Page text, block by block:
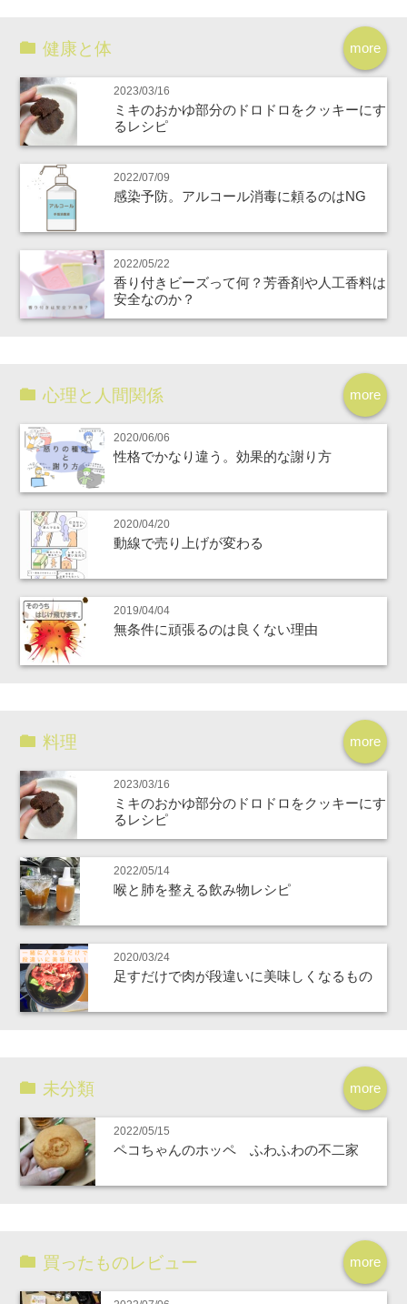
more
健康と体
2023/03/16
ミキのおかゆ部分のドロドロをクッキーにす
るレシピ
2022/07/09
感染予防。アルコール消毒に頼るのはNG
2022/05/22
香り付きビーズって何？芳香剤や人工香料は
安全なのか？
more
心理と人間関係
2020/06/06
性格でかなり違う。効果的な謝り方
2020/04/20
動線で売り上げが変わる
2019/04/04
無条件に頑張るのは良くない理由
more
料理
2023/03/16
ミキのおかゆ部分のドロドロをクッキーにす
るレシピ
2022/05/14
喉と肺を整える飲み物レシピ
2020/03/24
足すだけで肉が段違いに美味しくなるもの
more
未分類
2022/05/15
ペコちゃんのホッペ ふわふわの不二家
more
買ったものレビュー